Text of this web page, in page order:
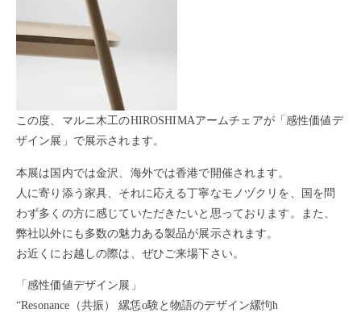
この度、マルニ木工のHIROSHIMAアームチェアが「感性価値デ
ザイン展」で展示されます。
本展は国内では金沢、海外では香港で開催されます。
人に寄り添う家具、それに応える丁寧なモノヅクリを、国を問
わず多くの方に感じていただきたいと思っております。また、
弊社以外にも多数の魅力ある製品が展示されます。
お近くにお越しの際は、ぜひご来場下さい。
「感性価値デザイン展」
“Resonance（共振） 縲恁o験と物語のデザイン縲怐h